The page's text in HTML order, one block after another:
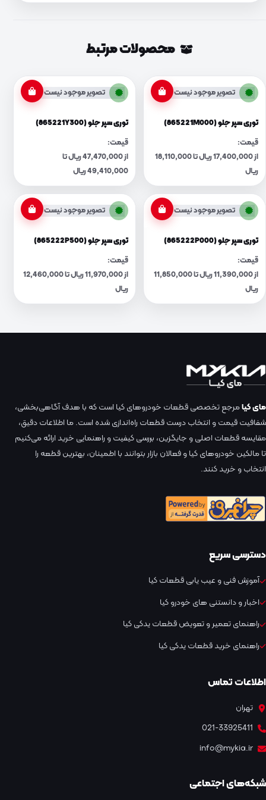
محصولات مرتبط
تصویر موجود نیست
توری سپر جلو (865221M000)
قیمت:
از 17,400,000 ریال تا 18,110,000
ریال
تصویر موجود نیست
توری سپر جلو (865221Y300)
قیمت:
از 47,470,000 ریال تا
49,410,000 ریال
تصویر موجود نیست
توری سپر جلو (865222P000)
قیمت:
از 11,390,000 ریال تا 11,850,000
ریال
تصویر موجود نیست
توری سپر جلو (865222P500)
قیمت:
از 11,970,000 ریال تا 12,460,000
ریال
مای کیامرجع تخصصی قطعات خودروهای کیا است که با هدف آگاهی‌بخشی،
شفافیت قیمت و انتخاب درست قطعات راه‌اندازی شده است. ما اطلاعات دقیق،
مقایسه قطعات اصلی و جایگزین، بررسی کیفیت و راهنمایی خرید ارائه می‌کنیم
تا مالکین خودروهای کیا و فعالان بازار بتوانند با اطمینان، بهترین قطعه را
انتخاب و خرید کنند.
دسترسی سریع
آموزش فنی و عیب یابی قطعات کیا
اخبار و دانستنی های خودرو کیا
راهنمای تعمیر و تعویض قطعات یدکی کیا
راهنمای خرید قطعات یدکی کیا
اطلاعات تماس
تهران
021-33925411
info@mykia.ir
شبکه‌های اجتماعی